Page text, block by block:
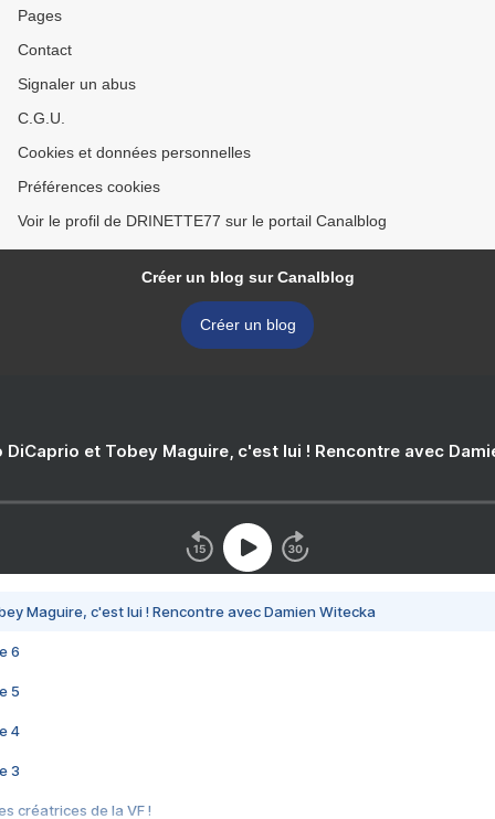
Pages
Contact
Signaler un abus
C.G.U.
Cookies et données personnelles
Préférences cookies
Voir le profil de DRINETTE77 sur le portail Canalblog
Créer un blog sur Canalblog
Créer un blog
DiCaprio et Tobey Maguire, c'est lui ! Rencontre avec
Maguire, c'est lui ! Rencontre avec Damien Witecka
6
5
4
3
créatrices de la VF !